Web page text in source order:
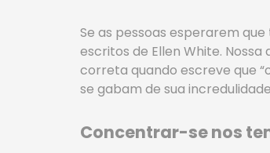
Se as pessoas esperarem
escritos de Ellen White.
correta quando escreve que
se gabam de sua
Concentrar-se nos